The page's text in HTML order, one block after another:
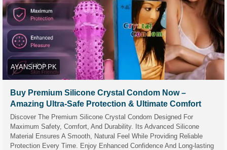
AYANSHOP.PK
Buy Premium Silicone Crystal Condom Now –
Amazing Ultra-Safe Protection & Ultimate Comfort
Discover The Premium Silicone Crystal Condom Designed For
Maximum Safety, Comfort, And Durability. Its Advanced Silicone
Material Ensures A Smooth, Natural Feel While Providing Reliable
Protection Every Time. Enjoy Enhanced Confidence And Long-lasting